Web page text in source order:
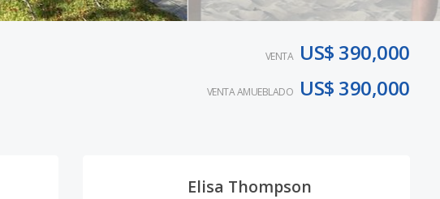
VENTA US$ 390,000
VENTA AMUEBLADO US$ 390,000
Elisa Thompson